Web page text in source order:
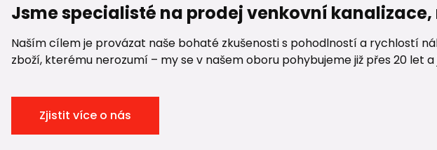
Jsme specialisté na prodej venkovní
Naším cílem je provázat naše bohaté zkušenosti s pohodlností a rychlostí
zboží, kterému nerozumí – my se v našem oboru pohybujeme již přes 20
Zjistit více o nás